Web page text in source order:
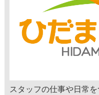
スタッフの仕事や日常